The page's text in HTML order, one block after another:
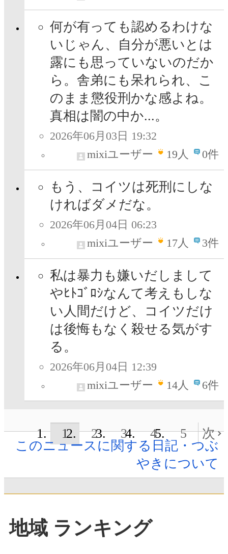
何が有っても認めるわけな
いじゃん、自分が悪いとは
露にも思っていないのだか
ら。舎弟にも呆れられ、こ
のまま懲役刑かな感よね。
真相は闇の中か...。
2026年06月03日 19:32
mixiユーザー
19人 0件
もう、コイツは死刑にしな
ければダメだな。
2026年06月04日 06:23
mixiユーザー
17人 3件
私は暴力も嫌いだしまして
やﾋﾄｺﾞﾛｼなんて考えもしな
い人間だけど、コイツだけ
は後悔もなく殺せる気がす
る。
2026年06月04日 12:39
mixiユーザー
14人 6件
1 2 3 4 5
次
このニュースに関する日記・つぶ
やきについて
地域 ランキング